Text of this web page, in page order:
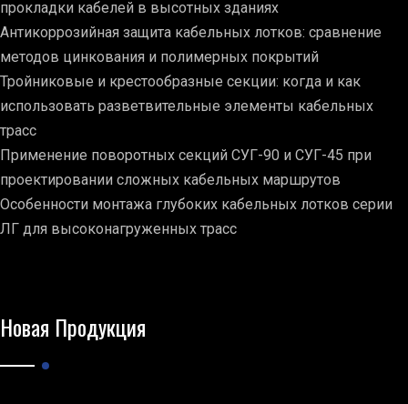
прокладки кабелей в высотных зданиях
Антикоррозийная защита кабельных лотков: сравнение
методов цинкования и полимерных покрытий
Тройниковые и крестообразные секции: когда и как
использовать разветвительные элементы кабельных
трасс
Применение поворотных секций СУГ-90 и СУГ-45 при
проектировании сложных кабельных маршрутов
Особенности монтажа глубоких кабельных лотков серии
ЛГ для высоконагруженных трасс
Новая Продукция